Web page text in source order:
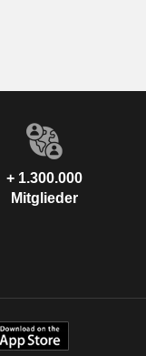
+ 1.300.000
Mitglieder